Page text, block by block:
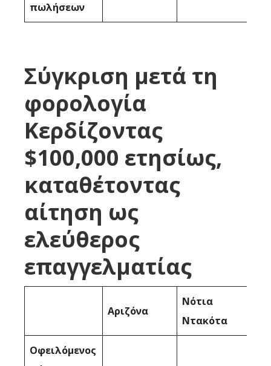
πωλήσεων
Σύγκριση μετά τη
φορολογία
Κερδίζοντας
$100,000 ετησίως,
καταθέτοντας
αίτηση ως
ελεύθερος
επαγγελματίας
Αριζόνα
Νότια
Ντακότα
Οφειλόμενος